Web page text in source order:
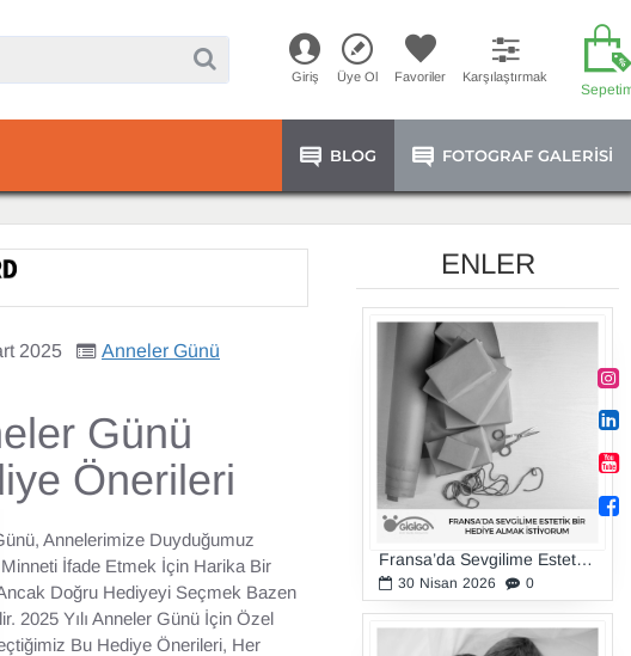
Giriş Üye Ol Favoriler Karşılaştırmak
BLOG FOTOGRAF GALERISI
2025 Anneler Günü
Günü
Önerileri
Annelerimize Duyduğumuz
İfade Etmek İçin Harika Bir
Ancak Doğru Hediyeyi Seçmek Bazen
2025 Yılı Anneler Günü İçin Özel
Bu Hediye Önerileri, Her
ENLER
Fransa’da Sevgilime Estetik Bir Hediye Almak İstiyorum
30 Nisan 2026 0